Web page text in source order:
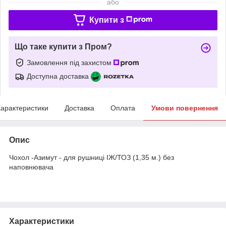
або
Купити з
Що таке купити з Пром?
Замовлення під захистом
Доступна доставка
Доставка Оплата Умови повернення
Опис
Чохол -Азимут - для рушниці ІЖ/ТОЗ (1,35 м.) без
наповнювача
Характеристики